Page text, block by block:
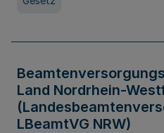
Land Nordrhein-
LBeamtVG NRW)